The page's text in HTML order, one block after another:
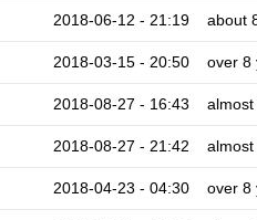
2018-06-12 - 21:19 about
2018-03-15 - 20:50 over 8
2018-08-27 - 16:43
2018-08-27 - 21:42
2018-04-23 - 04:30 over 8